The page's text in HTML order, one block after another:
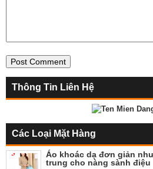
Thông Tin Liên Hệ
Các Loại Mặt Hàng
Áo khoác dạ đơn giản
trung cho nàng sành điệu